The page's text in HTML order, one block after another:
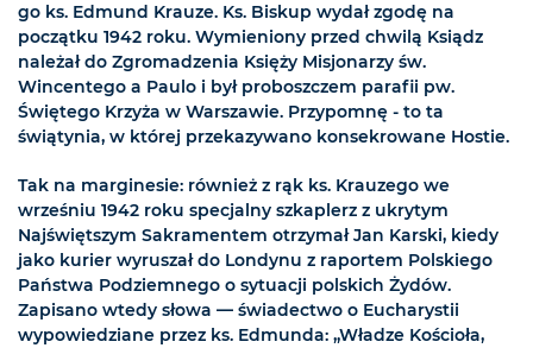
go ks. Edmund Krauze. Ks. Biskup wydał zgodę na
początku 1942 roku. Wymieniony przed chwilą Ksiądz
należał do Zgromadzenia Księży Misjonarzy św.
Wincentego a Paulo i był proboszczem parafii pw.
Świętego Krzyża w Warszawie. Przypomnę - to ta
świątynia, w której przekazywano konsekrowane Hostie.
Tak na marginesie: również z rąk ks. Krauzego we
wrześniu 1942 roku specjalny szkaplerz z ukrytym
Najświętszym Sakramentem otrzymał Jan Karski, kiedy
jako kurier wyruszał do Londynu z raportem Polskiego
Państwa Podziemnego o sytuacji polskich Żydów.
Zapisano wtedy słowa — świadectwo o Eucharystii
wypowiedziane przez ks. Edmunda: „Władze Kościoła,